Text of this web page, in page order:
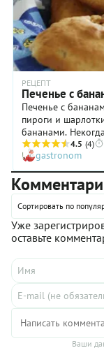
РЕЦЕПТ
Печенье с
Печенье с
пироги и
бананами.
любимый фрукт,
особенно хорош
хорошо заменять
сделать, добавив
конечно, эти
грецкие орехи
или сушеную
4.5 (4)
gastronom
Сортировать по
Уже
оставьте
Ваши